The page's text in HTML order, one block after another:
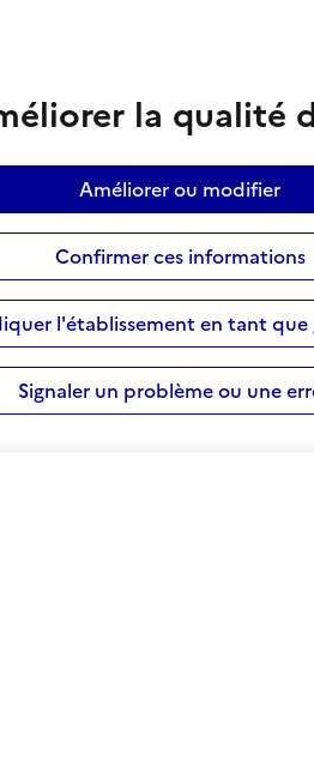
la qualité
Améliorer ou modifier
Confirmer ces informations
l'établissement en tant que
Signaler un problème ou une